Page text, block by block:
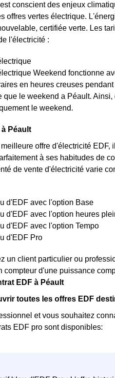
conscient des enjeux
offres vertes électrique.
certifiée verte. Les
l'électricité :
Weekend fonctionne
en heures creuses
que le weekend a Péault.
le weekend.
Péault
offre d'électricité
à ses habitudes de
de vente d'électricité varie
d'EDF avec l'option Base
d'EDF avec l'option heures
d'EDF avec l'option Tempo
d'EDF Pro
un client particulier ou
compteur d'une puissance
EDF à Péault
toutes les offres EDF
et vous souhaitez
EDF pro sont disponibles: